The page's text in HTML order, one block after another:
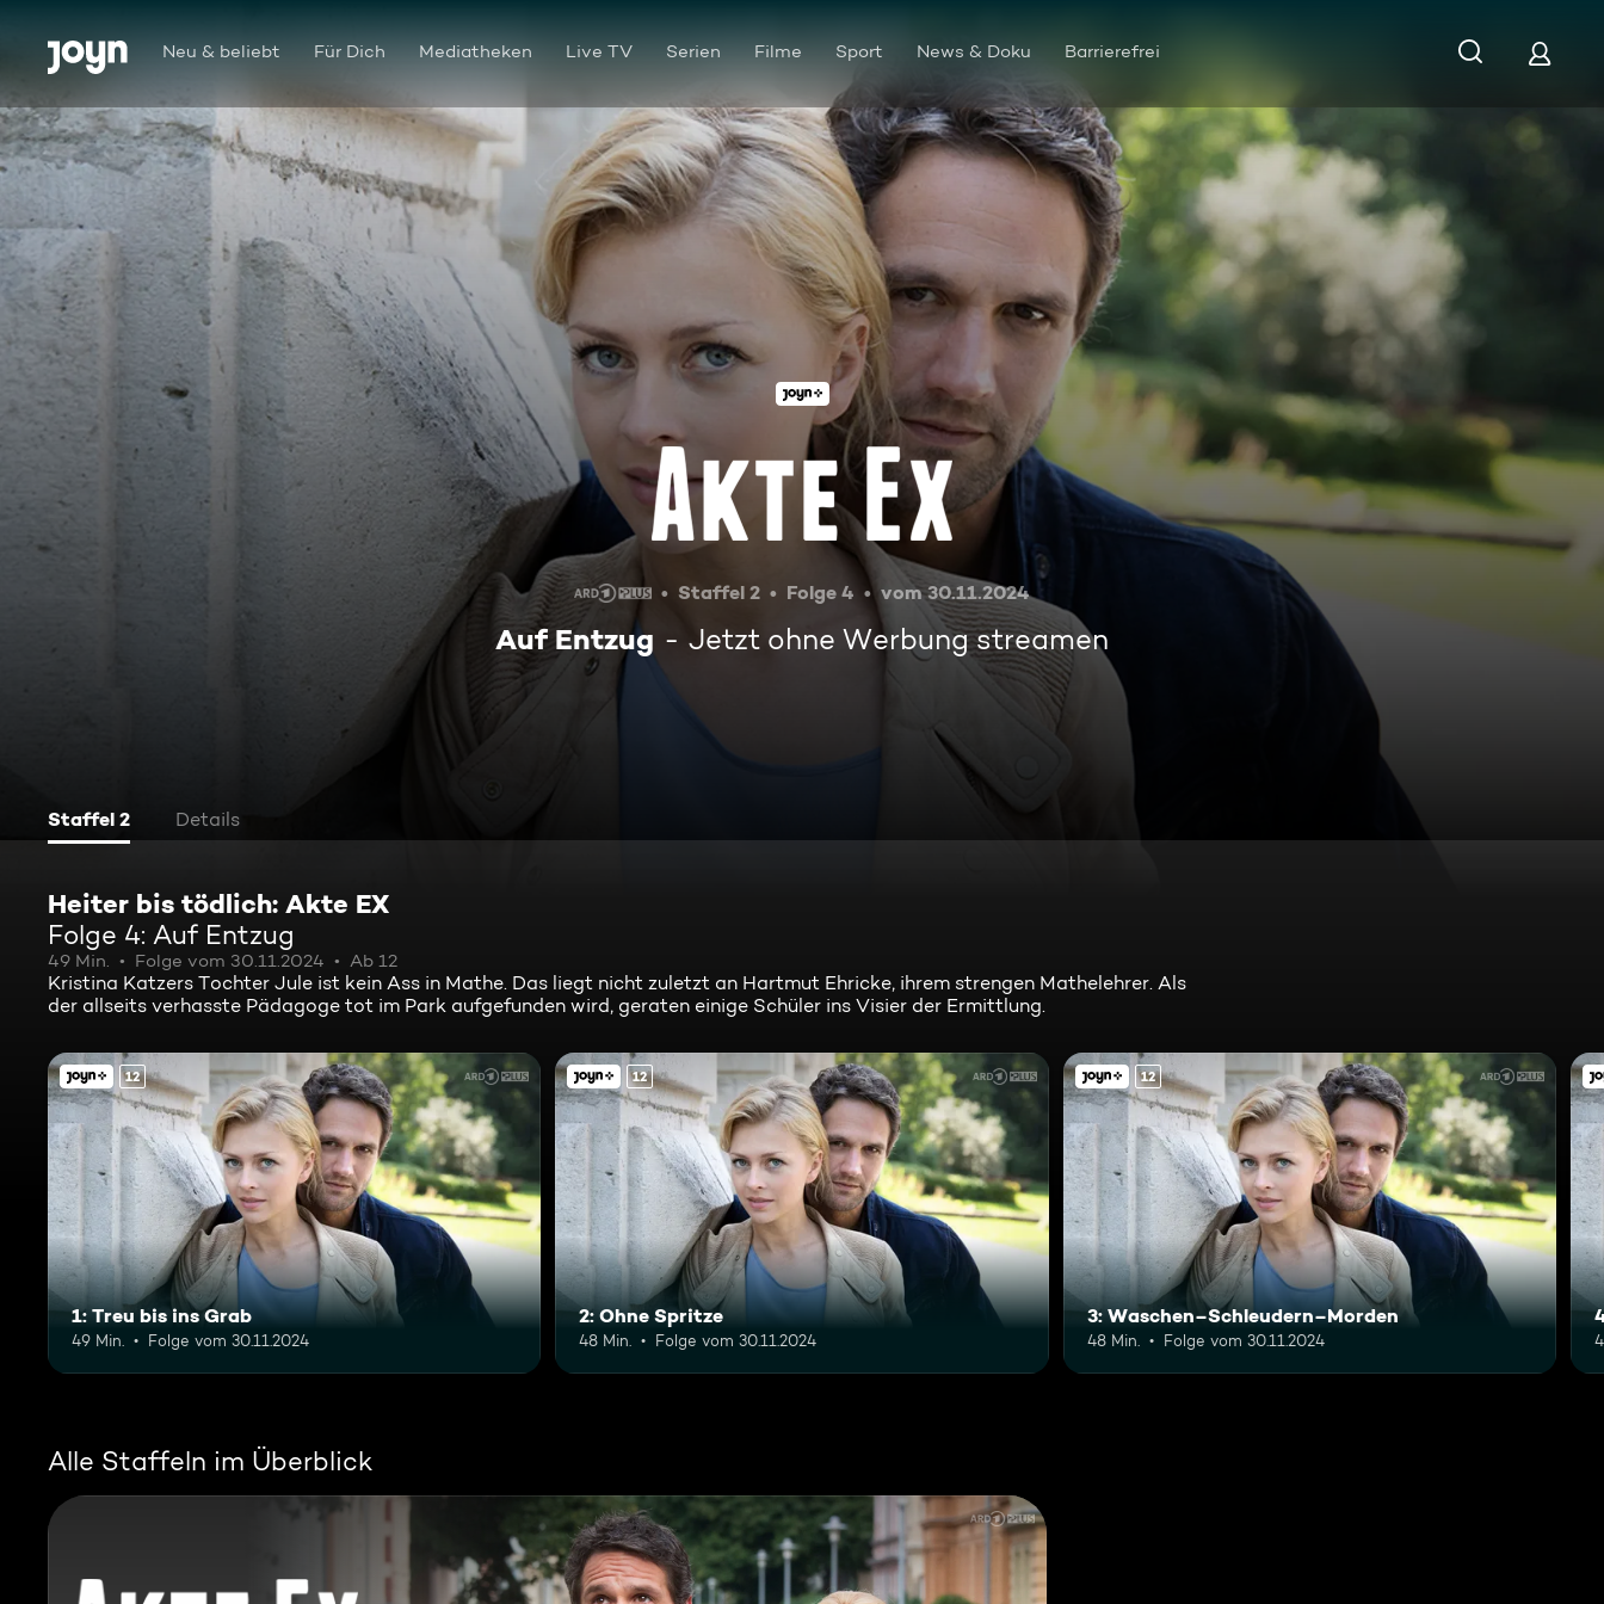
Zum Inhalt springen
Barrierefrei Neu & beliebt Für Dich Mediatheken Live TV Serien Filme Sport News & Doku Barrierefrei
Auf Entzug
Staffel 2 Folge 4 vom 30.11.2024
Auf Entzug Jetzt ohne Werbung streamen
Staffel 2 Details
Heiter bis tödlich: Akte EX
Folge 4: Auf Entzug
49 Min. Folge vom 30.11.2024 Ab 12
Kristina Katzers Tochter Jule ist kein Ass in Mathe. Das liegt nicht zuletzt an Hartmut Ehricke, ihrem strengen Mathelehrer. Als
der allseits verhasste Pädagoge tot im Park aufgefunden wird, geraten einige Schüler ins Visier der Ermittlung.
12
1: Treu bis ins Grab
49 Min. Folge vom 30.11.2024
12
2: Ohne Spritze
48 Min. Folge vom 30.11.2024
12
3: Waschen–Schleudern–Morden
48 Min. Folge vom 30.11.2024
Alle Staffeln im Überblick